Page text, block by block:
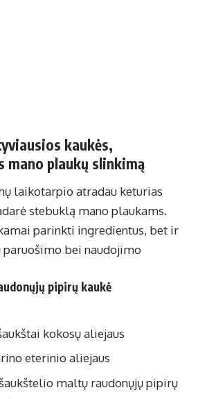
kaukės,
mano plaukų slinkimą
laikotarpio atradau keturias
stebuklą mano plaukams.
parinkti ingredientus, bet ir
bei naudojimo
pipirų kaukė
kokosų aliejaus
eterinio aliejaus
maltų raudonųjų pipirų